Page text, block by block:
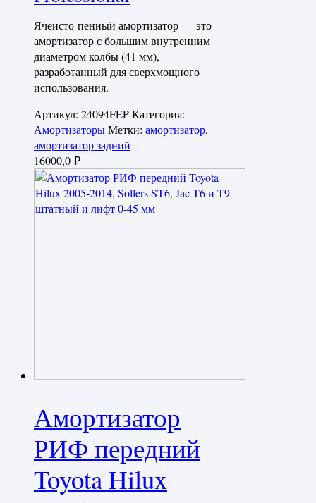
Ячеисто-пенный амортизатор — это
амортизатор с большим внутренним
диаметром колбы (41 мм),
разработанный для сверхмощного
использования.
Артикул: 24094FEPКатегория:
АмортизаторыМетки: амортизатор,
амортизатор задний
16000,0 ₽
Амортизатор
РИФ передний
Toyota Hilux